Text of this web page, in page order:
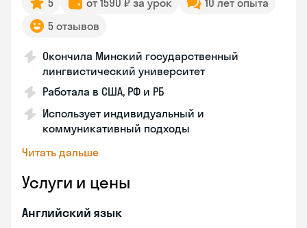
5 от 1590 ₽ за урок
10 лет опыта
5 отзывов
Окончила Минский государственный
лингвистический университет
Работала в США, РФ и РБ
Использует индивидуальный и
коммуникативный подходы
Читать дальше
Услуги и цены
Английский язык